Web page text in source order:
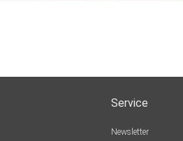
Service
Newsletter